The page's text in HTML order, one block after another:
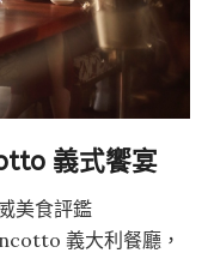
義式饗宴
美食評鑑
義大利餐廳，